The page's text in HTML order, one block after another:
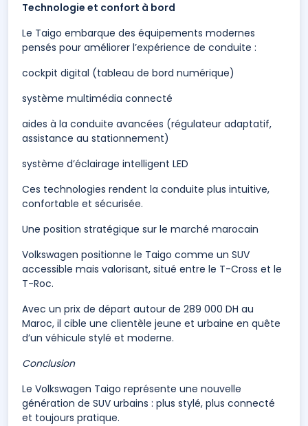
Technologie et confort à bord
Le Taigo embarque des équipements modernes
pensés pour améliorer l’expérience de conduite :
cockpit digital (tableau de bord numérique)
système multimédia connecté
aides à la conduite avancées (régulateur adaptatif,
assistance au stationnement)
système d’éclairage intelligent LED
Ces technologies rendent la conduite plus intuitive,
confortable et sécurisée.
Une position stratégique sur le marché marocain
Volkswagen positionne le Taigo comme un SUV
accessible mais valorisant, situé entre le T-Cross et le
T-Roc.
Avec un prix de départ autour de 289 000 DH au
Maroc, il cible une clientèle jeune et urbaine en quête
d’un véhicule stylé et moderne.
Conclusion
Le Volkswagen Taigo représente une nouvelle
génération de SUV urbains : plus stylé, plus connecté
et toujours pratique.